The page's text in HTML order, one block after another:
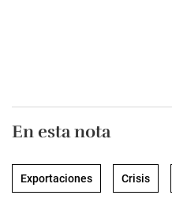
En esta nota
Exportaciones Crisis